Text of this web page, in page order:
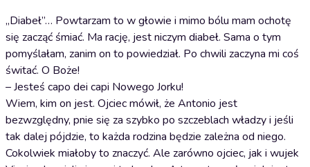
„Diabeł”… Powtarzam to w głowie i mimo bólu mam ochotę
się zacząć śmiać. Ma rację, jest niczym diabeł. Sama o tym
pomyślałam, zanim on to powiedział. Po chwili zaczyna mi coś
świtać. O Boże!
– Jesteś capo dei capi Nowego Jorku!
Wiem, kim on jest. Ojciec mówił, że Antonio jest
bezwzględny, pnie się za szybko po szczeblach władzy i jeśli
tak dalej pójdzie, to każda rodzina będzie zależna od niego.
Cokolwiek miałoby to znaczyć. Ale zarówno ojciec, jak i wujek